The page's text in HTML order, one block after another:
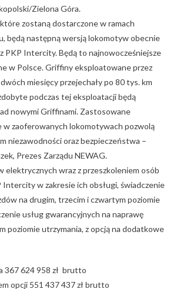
Zielona Góra.
zostaną dostarczone w ramach
będą następną wersją lokomotyw obecnie
PKP Intercity. Będą to najnowocześniejsze
w Polsce. Griffiny eksploatowane przez
miesięcy przejechały po 80 tys. km
podczas tej eksploatacji będą
nowymi Griffinami. Zastosowane
w zaoferowanych lokomotywach pozwolą
niezawodności oraz bezpieczeństwa –
Prezes Zarządu NEWAG.
elektrycznych wraz z przeszkoleniem osób
Intercity w zakresie ich obsługi, świadczenie
na drugim, trzecim i czwartym poziomie
usług gwarancyjnych na naprawę
poziomie utrzymania, z opcją na dodatkowe
367 624 958 zł brutto
opcji 551 437 437 zł brutto